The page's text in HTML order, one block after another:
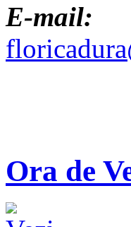
E-mail:
Ora de